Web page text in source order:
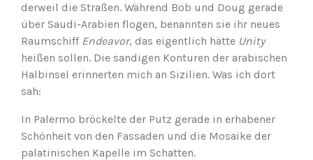
derweil die Straßen. Während Bob und Doug gerade
über Saudi-Arabien flogen, benannten sie ihr neues
Raumschiff Endeavor, das eigentlich hätte Unity
heißen sollen. Die sandigen Konturen der arabischen
Halbinsel erinnerten mich an Sizilien. Was ich dort
sah:
In Palermo bröckelte der Putz gerade in erhabener
Schönheit von den Fassaden und die Mosaike der
palatinischen Kapelle im Schatten.